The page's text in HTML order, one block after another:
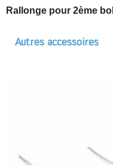
Rallonge pour 2ème
Autres accessoires